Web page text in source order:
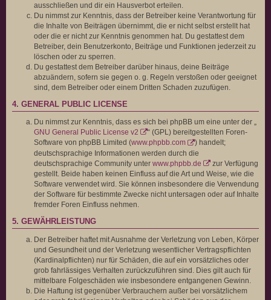
ausschließen und dir ein Hausverbot erteilen.
Du nimmst zur Kenntnis, dass der Betreiber keine Verantwortung für
die Inhalte von Beiträgen übernimmt, die er nicht selbst erstellt hat
oder die er nicht zur Kenntnis genommen hat. Du gestattest dem
Betreiber, dein Benutzerkonto, Beiträge und Funktionen jederzeit zu
löschen oder zu sperren.
Du gestattest dem Betreiber darüber hinaus, deine Beiträge
abzuändern, sofern sie gegen o. g. Regeln verstoßen oder geeignet
sind, dem Betreiber oder einem Dritten Schaden zuzufügen.
4. GENERAL PUBLIC LICENSE
Du nimmst zur Kenntnis, dass es sich bei phpBB um eine unter der „
GNU General Public License v2
“ (GPL) bereitgestellten Foren-
Software von phpBB Limited (www.phpbb.com
) handelt;
deutschsprachige Informationen werden durch die
deutschsprachige Community unter www.phpbb.de
zur Verfügung
gestellt. Beide haben keinen Einfluss auf die Art und Weise, wie die
Software verwendet wird. Sie können insbesondere die Verwendung
der Software für bestimmte Zwecke nicht untersagen oder auf Inhalte
fremder Foren Einfluss nehmen.
5. GEWÄHRLEISTUNG
Der Betreiber haftet mit Ausnahme der Verletzung von Leben, Körper
und Gesundheit und der Verletzung wesentlicher Vertragspflichten
(Kardinalpflichten) nur für Schäden, die auf ein vorsätzliches oder
grob fahrlässiges Verhalten zurückzuführen sind. Dies gilt auch für
mittelbare Folgeschäden wie insbesondere entgangenen Gewinn.
Die Haftung ist gegenüber Verbrauchern außer bei vorsätzlichem